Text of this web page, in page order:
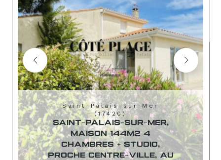
Saint-Palais-sur-Mer
(17420)
SAINT-PALAIS-SUR-MER,
MAISON 144M2 4
CHAMBRES + STUDIO,
PROCHE CENTRE-VILLE, AU